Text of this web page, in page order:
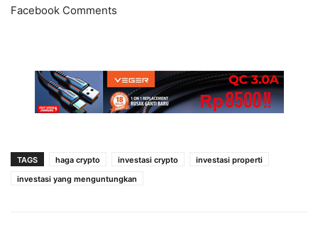
Facebook Comments
TAGS haga crypto investasi crypto
investasi properti
investasi yang menguntungkan